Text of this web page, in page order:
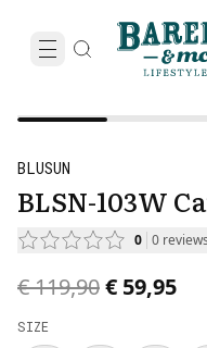
BLUSUN
BLSN-103W
0 0 reviews
Original price was
€ 119,90Current
€ 59,95
SIZE